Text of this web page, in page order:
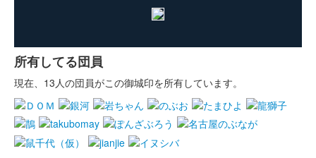
所有してる団員
現在、13人の団員がこの御城印を所有しています。